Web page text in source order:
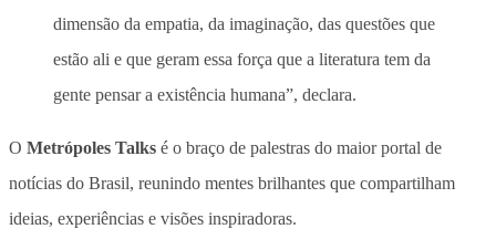
dimensão da empatia, da imaginação, das questões que
estão ali e que geram essa força que a literatura tem da
gente pensar a existência humana”, declara.
O Metrópoles Talks é o braço de palestras do maior portal de
notícias do Brasil, reunindo mentes brilhantes que compartilham
ideias, experiências e visões inspiradoras.